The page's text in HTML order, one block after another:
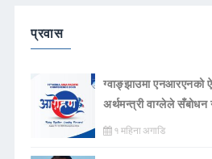
प्रवास
ग्वाङ्झाउमा एनआरएनको
अर्थमन्त्री वाग्लेले सँबोधन
१ महिना अगाडि